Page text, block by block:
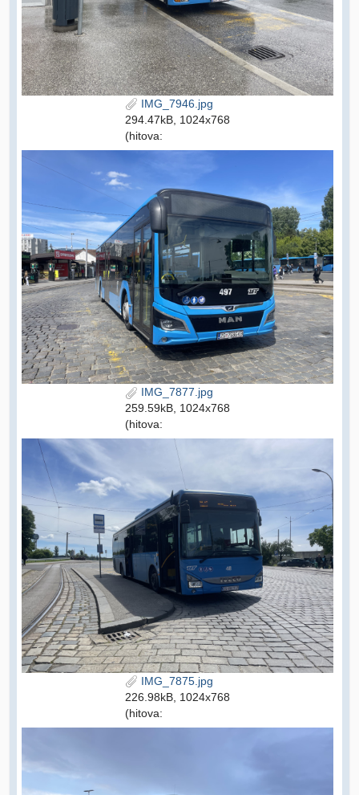
IMG_7946.jpg
294.47kB, 1024x768
(hitova:
IMG_7877.jpg
259.59kB, 1024x768
(hitova:
IMG_7875.jpg
226.98kB, 1024x768
(hitova: